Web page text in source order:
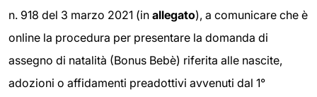
n. 918 del 3 marzo 2021 (in allegato), a comunicare che è
online la procedura per presentare la domanda di
assegno di natalità (Bonus Bebè) riferita alle nascite,
adozioni o affidamenti preadottivi avvenuti dal 1°